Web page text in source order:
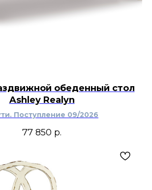
обеденный стол
Ashley Realyn
Поступление 09/2026
77 850 р.